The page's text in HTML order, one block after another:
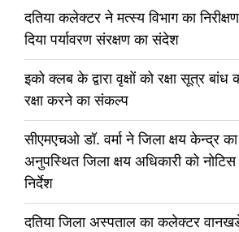
दतिया कलेक्टर ने मत्स्य विभाग का
दिया पर्यावरण संरक्षण का संदेश
इको क्लब के द्वारा वृक्षों को रक्षा सूत्र बांध
रक्षा करने का संकल्प
सीएमएचओ डॉ. वर्मा ने जिला क्षय केन्द्र का
अनुपस्थित जिला क्षय अधिकारी को
निर्देश
दतिया जिला अस्पताल का कलेक्टर